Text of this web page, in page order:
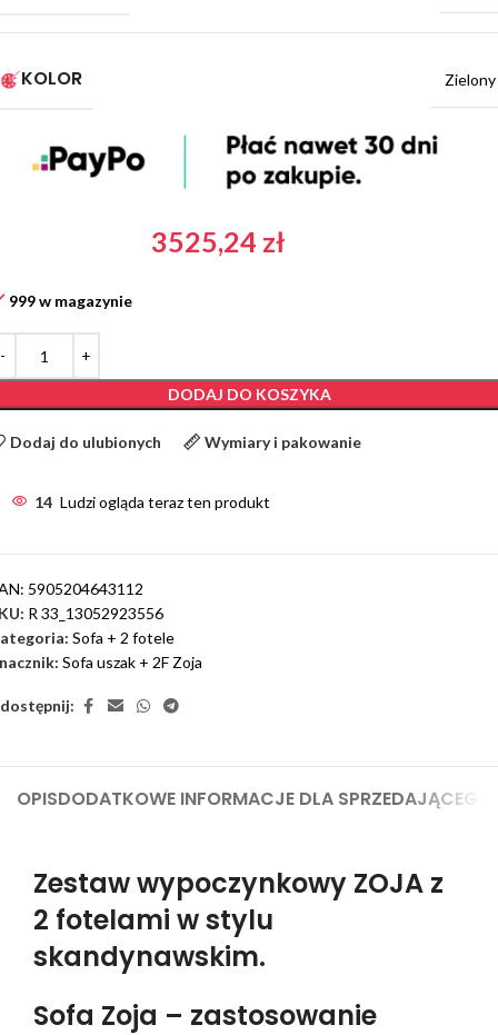
KOLOR Zielony
3525,24 zł
999 w magazynie
DODAJ DO KOSZYKA
Dodaj do ulubionych Wymiary i pakowanie
14 Ludzi ogląda teraz ten produkt
5905204643112
R 33_13052923556
Sofa + 2 fotele
Sofa uszak + 2F Zoja
OPISDODATKOWE INFORMACJE DLA SPRZEDAJĄCEGO
Zestaw wypoczynkowy ZOJA z
2 fotelami w stylu
skandynawskim.
Sofa Zoja – zastosowanie